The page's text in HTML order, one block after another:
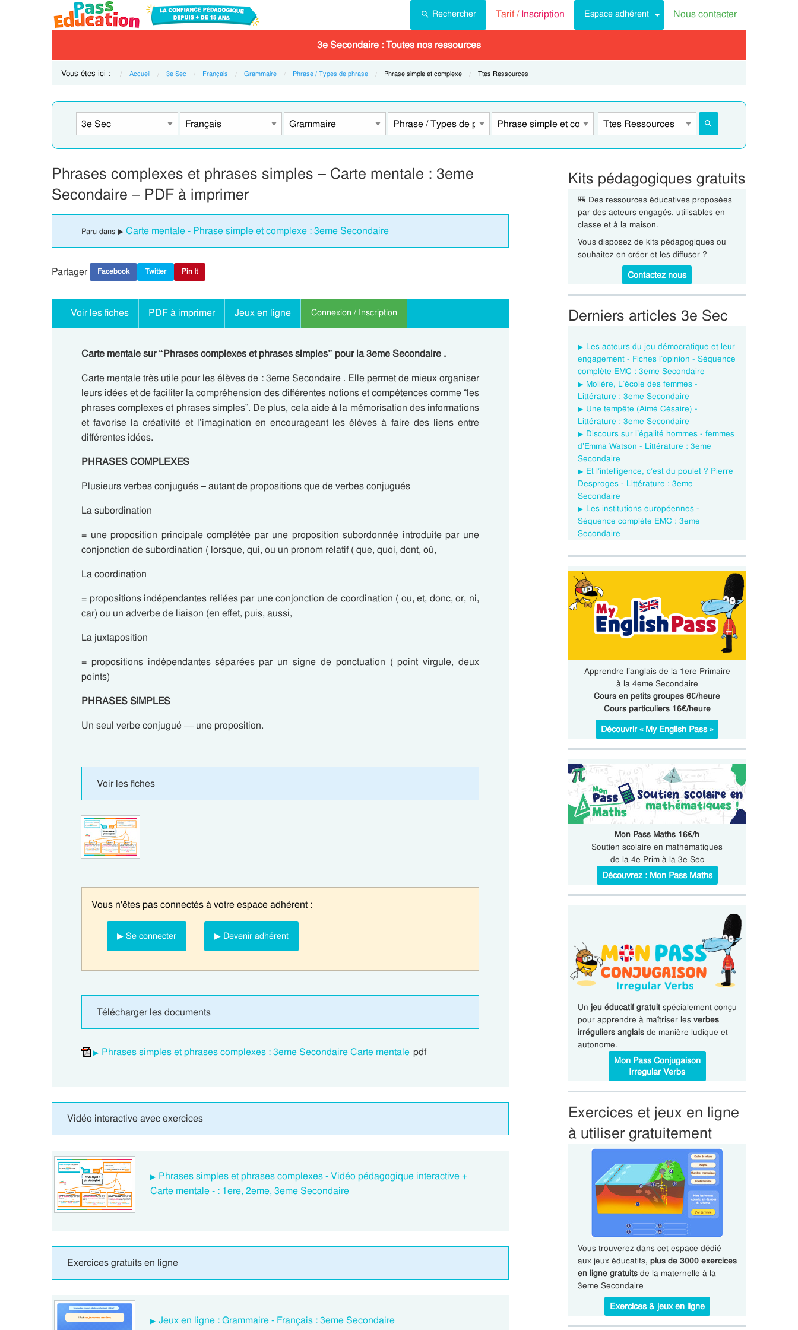
Rechercher Tarif /Inscription Espace adhérent Nous contacter
3e Secondaire : Toutes nos ressources
Vous êtes ici : Accueil 3e Sec Français Grammaire Phrase / Types de phrase Current:
Phrase simple et complexe Current:
Ttes Ressources
Phrases complexes et phrases simples – Carte mentale : 3eme
Secondaire – PDF à imprimer
Paru dans ▶ Carte mentale - Phrase simple et complexe : 3eme Secondaire
Partager Facebook Twitter Pin It
Voir les fiches PDF à imprimer Jeux en ligne Connexion / Inscription
Carte mentale sur “Phrases complexes et phrases simples” pour la 3eme Secondaire .
Carte mentale très utile pour les élèves de : 3eme Secondaire . Elle permet de mieux organiser
leurs idées et de faciliter la compréhension des différentes notions et compétences comme “les
phrases complexes et phrases simples”. De plus, cela aide à la mémorisation des informations
et favorise la créativité et l’imagination en encourageant les élèves à faire des liens entre
différentes idées.
PHRASES COMPLEXES
Plusieurs verbes conjugués – autant de propositions que de verbes conjugués
La subordination
= une proposition principale complétée par une proposition subordonnée introduite par une
conjonction de subordination ( lorsque, qui, ou un pronom relatif ( que, quoi, dont, où,
La coordination
= propositions indépendantes reliées par une conjonction de coordination ( ou, et, donc, or, ni,
car) ou un adverbe de liaison (en effet, puis, aussi,
La juxtaposition
= propositions indépendantes séparées par un signe de ponctuation ( point virgule, deux
points)
PHRASES SIMPLES
Un seul verbe conjugué — une proposition.
Voir les fiches
Vous n'êtes pas connectés à votre espace adhérent :
▶ Se connecter ▶ Devenir adhérent
Télécharger les documents
Phrases simples et phrases complexes : 3eme Secondaire Carte mentale pdf
Vidéo interactive avec exercices
Phrases simples et phrases complexes - Vidéo pédagogique interactive +
Carte mentale - : 1ere, 2eme, 3eme Secondaire
Exercices gratuits en ligne
Jeux en ligne : Grammaire - Français : 3eme Secondaire
Kits pédagogiques gratuits
🎒 Des ressources éducatives proposées
par des acteurs engagés, utilisables en
classe et à la maison.
Vous disposez de kits pédagogiques ou
souhaitez en créer et les diffuser ?
Contactez nous
Derniers articles 3e Sec
Les acteurs du jeu démocratique et leur
engagement - Fiches l’opinion - Séquence
complète EMC : 3eme Secondaire
Molière, L’école des femmes -
Littérature : 3eme Secondaire
Une tempête (Aimé Césaire) -
Littérature : 3eme Secondaire
Discours sur l’égalité hommes - femmes
d’Emma Watson - Littérature : 3eme
Secondaire
Et l’intelligence, c’est du poulet ? Pierre
Desproges - Littérature : 3eme
Secondaire
Les institutions européennes -
Séquence complète EMC : 3eme
Secondaire
Apprendre l’anglais de la 1ere Primaire
à la 4eme Secondaire
Cours en petits groupes 6€/heure
Cours particuliers 16€/heure
Découvrir « My English Pass »
Mon Pass Maths 16€/h
Soutien scolaire en mathématiques
de la 4e Prim à la 3e Sec
Découvrez : Mon Pass Maths
Un jeu éducatif gratuitspécialement conçu
pour apprendre à maîtriser les verbes
irréguliers anglaisde manière ludique et
autonome.
Mon Pass Conjugaison
Irregular Verbs
Exercices et jeux en ligne
à utiliser gratuitement
Vous trouverez dans cet espace dédié
aux jeux éducatifs, plus de 3000 exercices
en ligne gratuitsde la maternelle à la
3eme Secondaire
Exercices & jeux en ligne